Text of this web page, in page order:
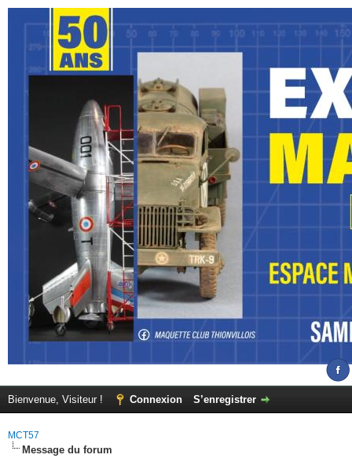
Bienvenue, Visiteur ! Connexion S’enregistrer
MCT57
Message du forum